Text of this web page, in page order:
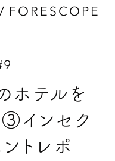
/ FORESCOPE
ホテルを
インセク
トレポ